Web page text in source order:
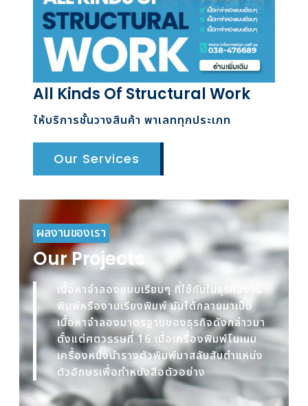
All Kinds Of Structural Work
ให้บริการชั้นวางสินค้า พาเลททุกประเภท
Our Services
ผลงานของเรา
Our Projects
เนื้อหาจำลองแบบเรียบๆ ที่ใช้กันในธุรกิจงาน
พิมพ์หรืองานเรียงพิมพ์ มันได้กลายมาเป็น
เนื้อหาจำลองมาตรฐานของธุรกิจดังกล่าวมา
ตั้งแต่ศตวรรษที่ 16 เมื่อเครื่องพิมพ์โนเนม
เครื่องหนึ่งนำรางตัวพิมพ์มาสลับสับตำแหน่ง
ตัวอักษรเพื่อทำหนังสือตัวอย่าง